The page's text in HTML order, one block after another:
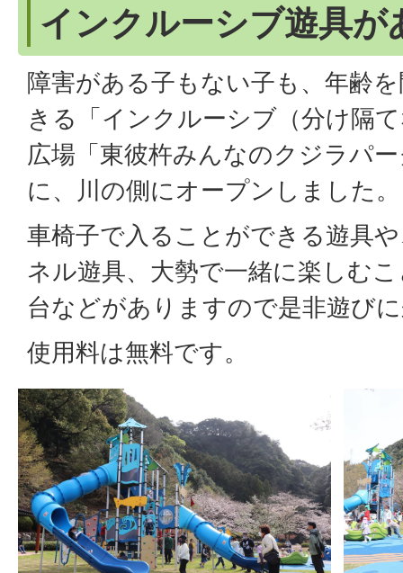
インクルーシブ遊具が
障害がある子もない子も、年齢
きる「インクルーシブ（分け隔
広場「東彼杵みんなのクジラパ
に、川の側にオープンしました。
車椅子で入ることができる遊具
ネル遊具、大勢で一緒に楽しむ
台などがありますので是非遊び
使用料は無料です。